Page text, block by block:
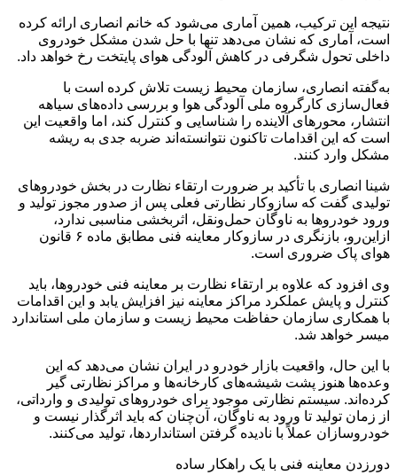
نتیجه این ترکیب، همین آماری می‌شود که خانم انصاری ارائه کرده
است، آماری که نشان می‌دهد تنها با حل شدن مشکل خودروی
داخلی تحول شگرفی در کاهش آلودگی هوای پایتخت رخ خواهد داد.
به‌گفته انصاری، سازمان محیط زیست تلاش کرده است با
فعال‌سازی کارگروه ملی آلودگی هوا و بررسی داده‌های سیاهه
انتشار، محورهای آلاینده را شناسایی و کنترل کند، اما واقعیت این
است که این اقدامات تاکنون نتوانسته‌اند ضربه جدی به ریشه
مشکل وارد کنند.
شینا انصاری با تأکید بر ضرورت ارتقاء نظارت در بخش خودروهای
تولیدی گفت که سازوکار نظارتی فعلی پس از صدور مجوز تولید و
ورود خودروها به ناوگان حمل‌ونقل، اثربخشی مناسبی ندارد،
ازاین‌رو، بازنگری در سازوکار معاینه فنی مطابق ماده ۶ قانون
هوای پاک ضروری است.
وی افزود که علاوه بر ارتقاء نظارت بر معاینه فنی خودروها، باید
کنترل و پایش عملکرد مراکز معاینه نیز افزایش یابد و این اقدامات
با همکاری سازمان حفاظت محیط زیست و سازمان ملی استاندارد
میسر خواهد شد.
با این حال، واقعیت بازار خودرو در ایران نشان می‌دهد که این
وعده‌ها هنوز پشت شیشه‌های کارخانه‌ها و مراکز نظارتی گیر
کرده‌اند. سیستم نظارتی موجود برای خودروهای تولیدی و وارداتی،
از زمان تولید تا ورود به ناوگان، آن‌چنان که باید اثرگذار نیست و
خودروسازان عملاً با نادیده گرفتن استانداردها، تولید می‌کنند.
دورزدن معاینه فنی با یک راهکار ساده